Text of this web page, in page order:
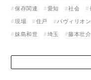
保存関連
愛知 社会
現場
住戸 パヴィリオン
妹島和世
埼玉 藤本壮介